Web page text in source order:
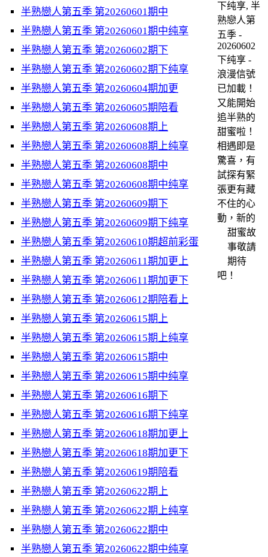
半熟戀人第五季 第20260601期中
半熟戀人第五季 第20260601期中纯享
半熟戀人第五季 第20260602期下
半熟戀人第五季 第20260602期下纯享
半熟戀人第五季 第20260604期加更
半熟戀人第五季 第20260605期陪看
半熟戀人第五季 第20260608期上
半熟戀人第五季 第20260608期上纯享
半熟戀人第五季 第20260608期中
半熟戀人第五季 第20260608期中纯享
半熟戀人第五季 第20260609期下
半熟戀人第五季 第20260609期下纯享
半熟戀人第五季 第20260610期超前彩蛋
半熟戀人第五季 第20260611期加更上
半熟戀人第五季 第20260611期加更下
半熟戀人第五季 第20260612期陪看上
半熟戀人第五季 第20260615期上
半熟戀人第五季 第20260615期上纯享
半熟戀人第五季 第20260615期中
半熟戀人第五季 第20260615期中纯享
半熟戀人第五季 第20260616期下
半熟戀人第五季 第20260616期下纯享
半熟戀人第五季 第20260618期加更上
半熟戀人第五季 第20260618期加更下
半熟戀人第五季 第20260619期陪看
半熟戀人第五季 第20260622期上
半熟戀人第五季 第20260622期上纯享
半熟戀人第五季 第20260622期中
半熟戀人第五季 第20260622期中纯享
下纯享, 半
熟戀人第
五季 -
20260602
下纯享 -
浪漫信號
已加載！
又能開始
追半熟的
甜蜜啦！
相遇即是
驚喜，有
試探有緊
張更有藏
不住的心
動，新的
甜蜜故
事敬請
期待
吧！